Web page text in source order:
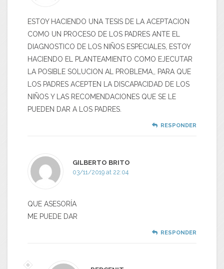
ESTOY HACIENDO UNA TESIS DE LA ACEPTACION
COMO UN PROCESO DE LOS PADRES ANTE EL
DIAGNOSTICO DE LOS NIÑOS ESPECIALES, ESTOY
HACIENDO EL PLANTEAMIENTO COMO EJECUTAR
LA POSIBLE SOLUCION AL PROBLEMA,, PARA QUE
LOS PADRES ACEPTEN LA DISCAPACIDAD DE LOS
NIÑOS Y LAS RECOMENDACIONES QUE SE LE
PUEDEN DAR A LOS PADRES.
RESPONDER
GILBERTO BRITO
03/11/2019 at 22:04
QUE ASESORÍA
ME PUEDE DAR
RESPONDER